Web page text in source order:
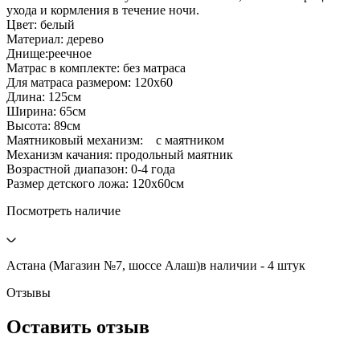
ухода и кормления в течение ночи.
Цвет: белый
Материал: дерево
Днище:реечное
Матрас в комплекте: без матраса
Для матраса размером: 120х60
Длина: 125см
Ширина: 65см
Высота: 89см
Маятниковый механизм: с маятником
Механизм качания: продольный маятник
Возрастной диапазон: 0-4 года
Размер детского ложа: 120х60см
Посмотреть наличие
Астана (Магазин №7, шоссе Алаш)в наличии - 4 штук
Отзывы
Оставить отзыв